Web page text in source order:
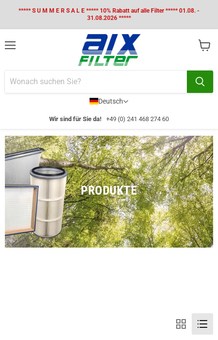
***** S U M M E R S A L E ***** 10% Rabatt auf alle Filter ***** 01.08. -
31.08.2026 *****
Deutsch
Wir sind für Sie da! +49 (0) 241 468 274 60
PRODUKTE